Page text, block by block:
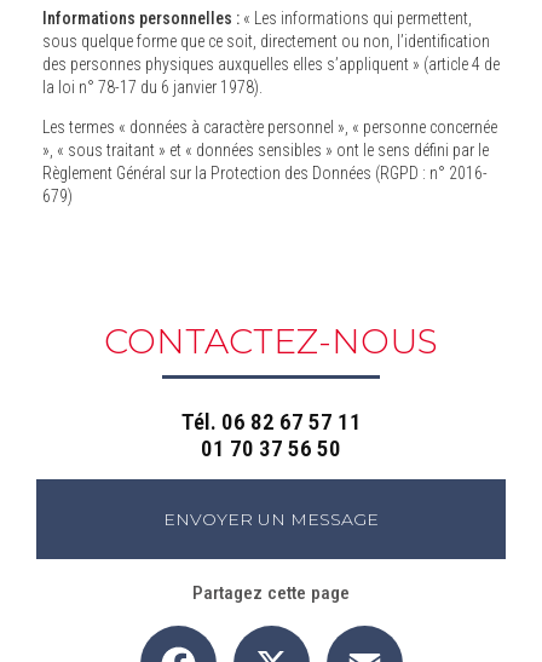
Informations personnelles : « Les informations qui permettent,
sous quelque forme que ce soit, directement ou non, l’identification
des personnes physiques auxquelles elles s’appliquent » (article 4 de
la loi n° 78-17 du 6 janvier 1978).
Les termes « données à caractère personnel », « personne concernée
», « sous traitant » et « données sensibles » ont le sens défini par le
Règlement Général sur la Protection des Données (RGPD : n° 2016-
679)
CONTACTEZ-NOUS
Tél. 06 82 67 57 11
01 70 37 56 50
ENVOYER UN MESSAGE
Partagez cette page
Facebook